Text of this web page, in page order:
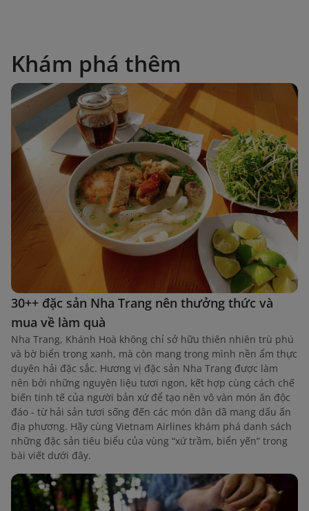
Khám phá thêm
30++ đặc sản Nha Trang nên thưởng thức và
mua về làm quà
Nha Trang, Khánh Hoà không chỉ sở hữu thiên nhiên trù phú
và bờ biển trong xanh, mà còn mang trong mình nền ẩm thực
duyên hải đặc sắc. Hương vị đặc sản Nha Trang được làm
nên bởi những nguyên liệu tươi ngon, kết hợp cùng cách chế
biến tinh tế của người bản xứ để tạo nên vô vàn món ăn độc
đáo - từ hải sản tươi sống đến các món dân dã mang dấu ấn
địa phương. Hãy cùng Vietnam Airlines khám phá danh sách
những đặc sản tiêu biểu của vùng “xứ trầm, biển yến” trong
bài viết dưới đây.